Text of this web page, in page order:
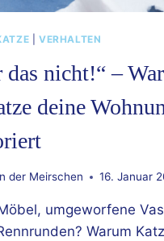
VERHALTEN
das nicht!“ –
deine
der Meirschen 16. Januar
umgeworfene
Warum